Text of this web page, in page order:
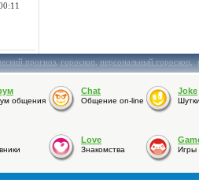
прогноз,гороскоп,персональный гороскоп,
общения
Chat
Общение on-line
Joke
Love
Знакомства Игры